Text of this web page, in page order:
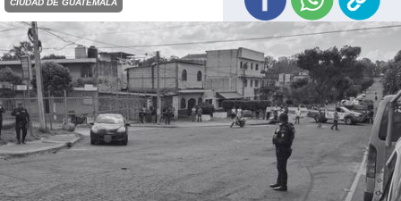
CIUDAD DE GUATEMALA